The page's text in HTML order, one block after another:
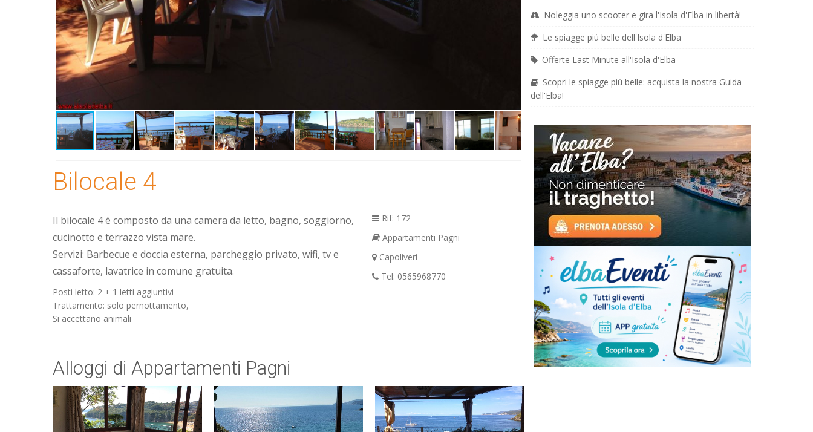
Bilocale 4
Il bilocale 4 è composto da una camera da letto, bagno, soggiorno,
cucinotto e terrazzo vista mare.
Servizi: Barbecue e doccia esterna, parcheggio privato, wifi, tv e
cassaforte, lavatrice in comune gratuita.
Posti letto: 2 + 1 letti aggiuntivi
Trattamento: solo pernottamento,
Si accettano animali
Rif: 172
Appartamenti Pagni
Capoliveri
Tel: 0565968770
Alloggi di Appartamenti Pagni
Noleggia uno scooter e gira l'Isola d'Elba in libertà!
Le spiagge più belle dell'Isola d'Elba
Offerte Last Minute all'Isola d'Elba
Scopri le spiagge più belle: acquista la nostra Guida
dell'Elba!